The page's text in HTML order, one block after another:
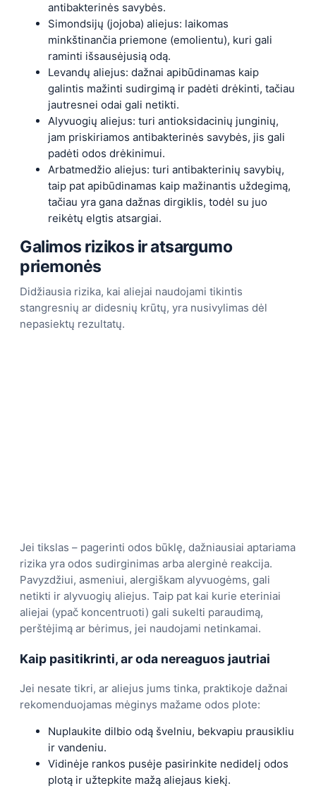
antibakterinės savybės.
Simondsijų (jojoba) aliejus: laikomas
minkštinančia priemone (emolientu), kuri gali
raminti išsausėjusią odą.
Levandų aliejus: dažnai apibūdinamas kaip
galintis mažinti sudirgimą ir padėti drėkinti, tačiau
jautresnei odai gali netikti.
Alyvuogių aliejus: turi antioksidacinių junginių,
jam priskiriamos antibakterinės savybės, jis gali
padėti odos drėkinimui.
Arbatmedžio aliejus: turi antibakterinių savybių,
taip pat apibūdinamas kaip mažinantis uždegimą,
tačiau yra gana dažnas dirgiklis, todėl su juo
reikėtų elgtis atsargiai.
Galimos rizikos ir atsargumo
priemonės
Didžiausia rizika, kai aliejai naudojami tikintis
stangresnių ar didesnių krūtų, yra nusivylimas dėl
nepasiektų rezultatų.
Jei tikslas – pagerinti odos būklę, dažniausiai aptariama
rizika yra odos sudirginimas arba alerginė reakcija.
Pavyzdžiui, asmeniui, alergiškam alyvuogėms, gali
netikti ir alyvuogių aliejus. Taip pat kai kurie eteriniai
aliejai (ypač koncentruoti) gali sukelti paraudimą,
perštėjimą ar bėrimus, jei naudojami netinkamai.
Kaip pasitikrinti, ar oda nereaguos jautriai
Jei nesate tikri, ar aliejus jums tinka, praktikoje dažnai
rekomenduojamas mėginys mažame odos plote:
Nuplaukite dilbio odą švelniu, bekvapiu prausikliu
ir vandeniu.
Vidinėje rankos pusėje pasirinkite nedidelį odos
plotą ir užtepkite mažą aliejaus kiekį.